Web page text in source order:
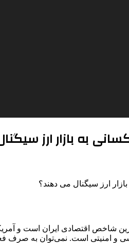
به بازار ارز
شاخص اقتصادی ایران است و
امنیتی است. نمی‌توان به صرف